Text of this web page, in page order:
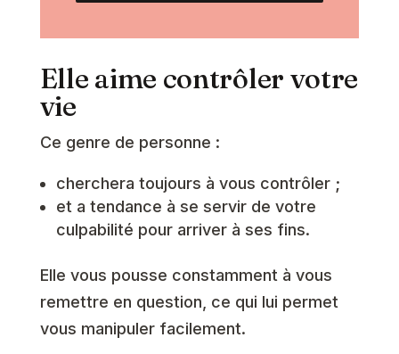
Elle aime contrôler votre
vie
Ce genre de personne :
cherchera toujours à vous contrôler ;
et a tendance à se servir de votre
culpabilité pour arriver à ses fins.
Elle vous pousse constamment à vous
remettre en question, ce qui lui permet
vous manipuler facilement.